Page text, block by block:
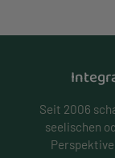
Seit 2006
seelischen